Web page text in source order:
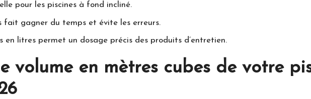
pour les piscines à fond incliné.
fait gagner du temps et évite les erreurs.
en litres permet un dosage précis des produits d’entretien.
volume en mètres cubes de votre